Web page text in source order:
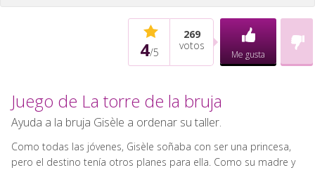
4/5
269
votos
Me gusta
Juego de La torre de la bruja
Ayuda a la bruja Gisèle a ordenar su taller.
Como todas las jóvenes, Gisèle soñaba con ser una princesa,
pero el destino tenía otros planes para ella. Como su madre y